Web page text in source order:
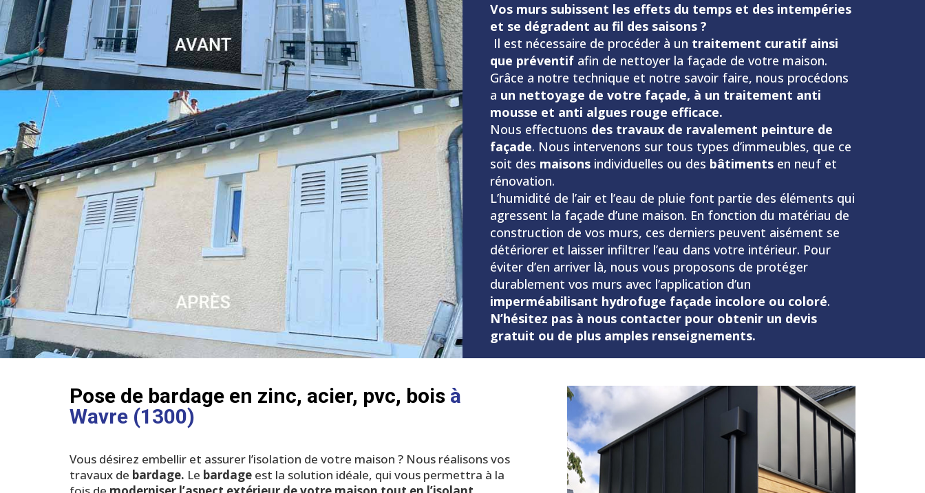
Vos murs subissent les effets du temps et des intempéries
et se dégradent au fil des saisons ?
Il est nécessaire de procéder à un traitement curatif ainsi
que préventif afin de nettoyer la façade de votre maison.
Grâce a notre technique et notre savoir faire, nous procédons
a un nettoyage de votre façade, à un traitement anti
mousse et anti algues rouge efficace.
Nous effectuons des travaux de ravalement peinture de
façade. Nous intervenons sur tous types d’immeubles, que ce
soit des maisons individuelles ou des bâtiments en neuf et
rénovation.
L’humidité de l’air et l’eau de pluie font partie des éléments qui
agressent la façade d’une maison. En fonction du matériau de
construction de vos murs, ces derniers peuvent aisément se
détériorer et laisser infiltrer l’eau dans votre intérieur. Pour
éviter d’en arriver là, nous vous proposons de protéger
durablement vos murs avec l’application d’un
imperméabilisant hydrofuge façade incolore ou coloré.
N’hésitez pas à nous contacter pour obtenir un devis
gratuit ou de plus amples renseignements.
Pose de bardage en zinc, acier, pvc, bois à
Wavre (1300)
Vous désirez embellir et assurer l’isolation de votre maison ? Nous réalisons vos
travaux de bardage. Le bardageest la solution idéale, qui vous permettra à la